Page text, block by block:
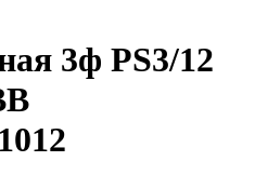
3ф PS3/12